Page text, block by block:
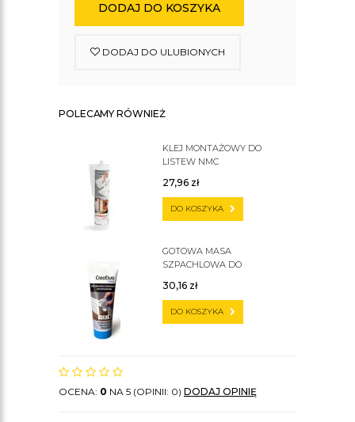
DODAJ DO KOSZYKA
DODAJ DO ULUBIONYCH
POLECAMY RÓWNIEŻ
KLEJ MONTAŻOWY DO
LISTEW NMC
27,96 zł
DO KOSZYKA
GOTOWA MASA
SZPACHLOWA DO
30,16 zł
DO KOSZYKA
OCENA: 0 NA 5 (OPINII: 0) DODAJ OPINIĘ